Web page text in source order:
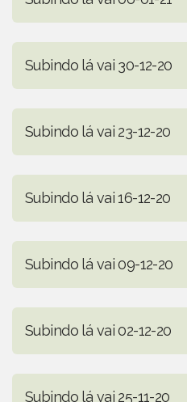
Subindo lá vai 30-12-20
Subindo lá vai 23-12-20
Subindo lá vai 16-12-20
Subindo lá vai 09-12-20
Subindo lá vai 02-12-20
Subindo lá vai 25-11-20